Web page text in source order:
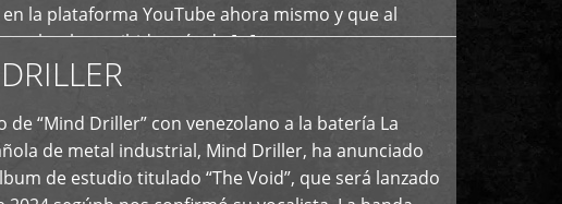
la plataforma YouTube ahora mismo y que al
ya ha recibido más de […]
de “Mind Driller” con venezolano a la batería La
de metal industrial, Mind Driller, ha anunciado
de estudio titulado “The Void”, que será lanzado